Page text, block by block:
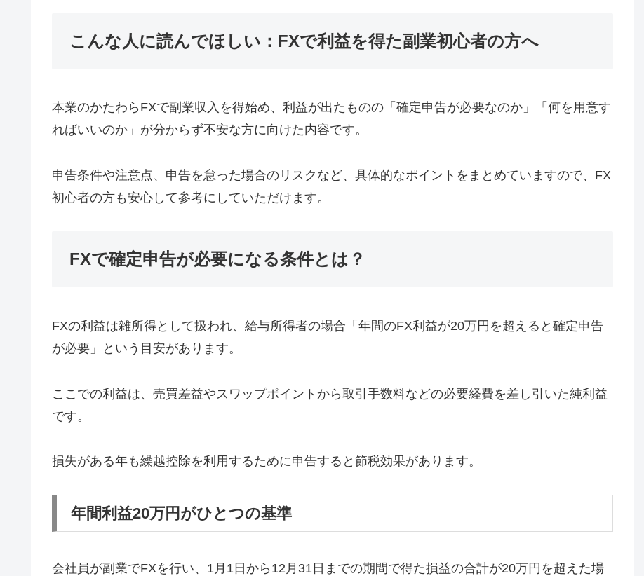
こんな人に読んでほしい：FXで利益を得た副業初心者の方へ
本業のかたわらFXで副業収入を得始め、利益が出たものの「確定申告が必要なのか」「何を用意す
ればいいのか」が分からず不安な方に向けた内容です。
申告条件や注意点、申告を怠った場合のリスクなど、具体的なポイントをまとめていますので、FX
初心者の方も安心して参考にしていただけます。
FXで確定申告が必要になる条件とは？
FXの利益は雑所得として扱われ、給与所得者の場合「年間のFX利益が20万円を超えると確定申告
が必要」という目安があります。
ここでの利益は、売買差益やスワップポイントから取引手数料などの必要経費を差し引いた純利益
です。
損失がある年も繰越控除を利用するために申告すると節税効果があります。
年間利益20万円がひとつの基準
会社員が副業でFXを行い、1月1日から12月31日までの期間で得た損益の合計が20万円を超えた場